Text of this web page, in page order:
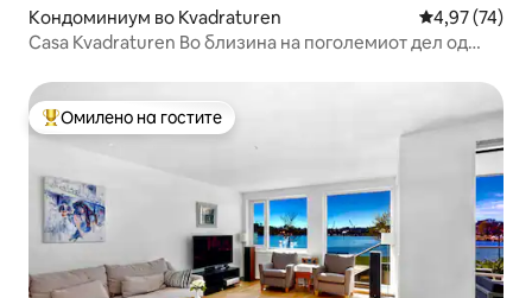
Кондоминиум во Kvadraturen Просечна
4,97 (74)
Casa Kvadraturen Во близина на поголемиот дел од
Меѓу најуспешните „Омилени на гостите“
Омилено на гостите